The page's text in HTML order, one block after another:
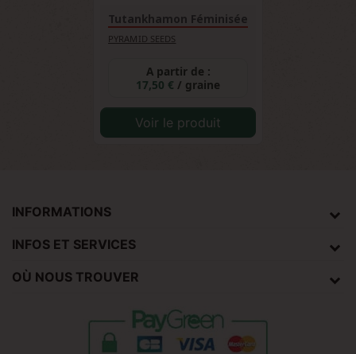
Tutankhamon Féminisée
PYRAMID SEEDS
A partir de :
17,50 € / graine
Voir le produit
INFORMATIONS
INFOS ET SERVICES
OÙ NOUS TROUVER